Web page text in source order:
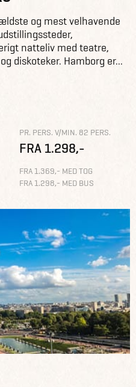
og mest velhavende
natteliv med teatre,
diskoteker. Hamborg er...
PR. PERS. V/MIN. 82 PERS.
FRA 1.298,-
FRA 1.369,- MED TOG
FRA 1.298,- MED BUS